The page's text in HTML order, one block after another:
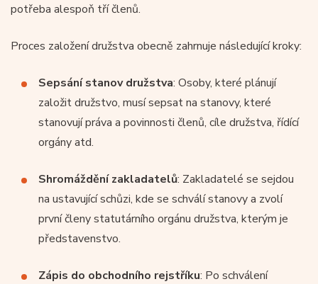
potřeba alespoň tří členů.
Proces založení družstva obecně zahrnuje následující kroky:
Sepsání stanov družstva: Osoby, které plánují
založit družstvo, musí sepsat na stanovy, které
stanovují práva a povinnosti členů, cíle družstva, řídící
orgány atd.
Shromáždění zakladatelů: Zakladatelé se sejdou
na ustavující schůzi, kde se schválí stanovy a zvolí
první členy statutárního orgánu družstva, kterým je
představenstvo.
Zápis do obchodního rejstříku: Po schválení